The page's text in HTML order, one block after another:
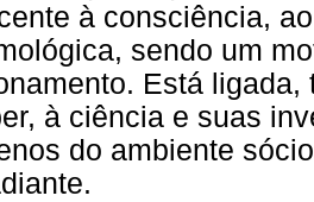
à consciência,
sendo um
Está
à ciência e suas
do ambiente